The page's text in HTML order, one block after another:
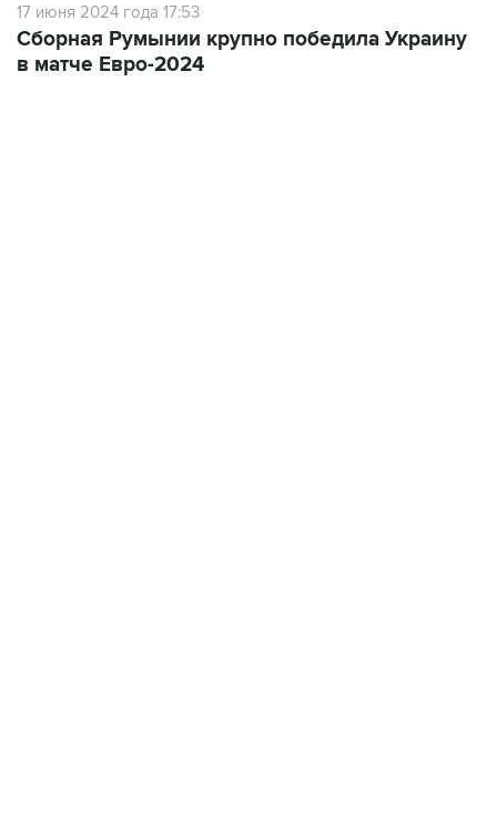
17 июня 2024 года 17:53
Сборная Румынии крупно победила Украину
в матче Евро-2024